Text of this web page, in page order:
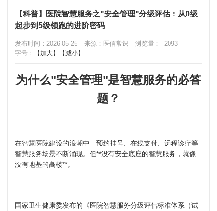
【科普】医院智慧服务之"安全管理"分级评估：从0级
起步到5级领跑的进阶密码
发布时间：2026-05-25 来源：医信常识 浏览量：
2093
字号：
【加大】 【减小】
为什么"安全管理"是智慧服务的必答
题？
在智慧医院建设的浪潮中，预约挂号、在线支付、远程诊疗等
智慧服务场景不断涌现。但**没有安全底座的智慧服务，就像
没有地基的高楼**。
国家卫生健康委发布的《医院智慧服务分级评估标准体系（试